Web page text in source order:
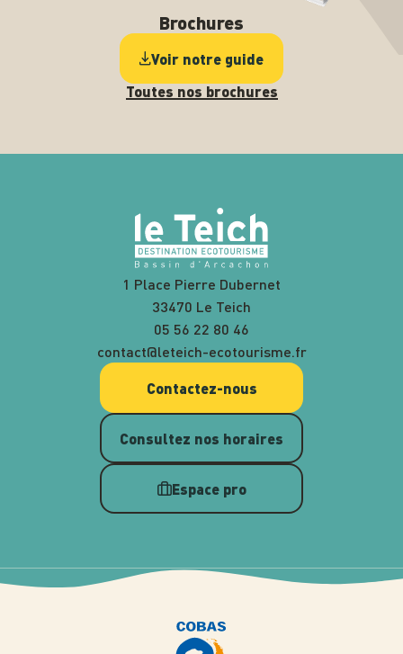
Brochures
Voir notre guide
Toutes nos brochures
1 Place Pierre Dubernet
33470 Le Teich
05 56 22 80 46
contact@leteich-ecotourisme.fr
Contactez-nous
Consultez nos horaires
Espace pro